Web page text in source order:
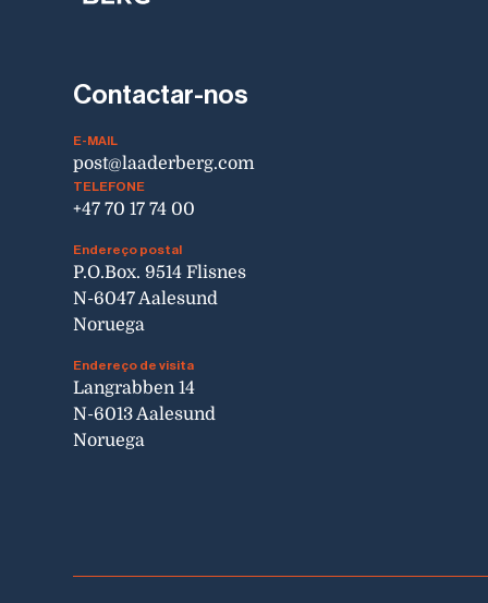
Contactar-nos
E-MAIL
post@laaderberg.com
TELEFONE
+47 70 17 74 00
Endereço postal
P.O.Box. 9514 Flisnes
N-6047 Aalesund
Noruega
Endereço de visita
Langrabben 14
N-6013 Aalesund
Noruega